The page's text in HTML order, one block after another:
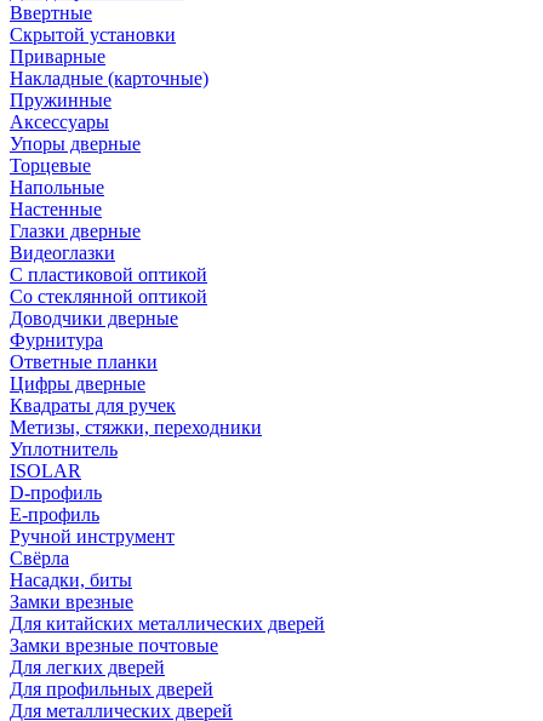
Ввертные
Скрытой установки
Приварные
Накладные (карточные)
Пружинные
Аксессуары
Упоры дверные
Торцевые
Напольные
Настенные
Глазки дверные
Видеоглазки
С пластиковой оптикой
Со стеклянной оптикой
Доводчики дверные
Фурнитура
Ответные планки
Цифры дверные
Квадраты для ручек
Метизы, стяжки, переходники
Уплотнитель
ISOLAR
D-профиль
Е-профиль
Ручной инструмент
Свёрла
Насадки, биты
Замки врезные
Для китайских металлических дверей
Замки врезные почтовые
Для легких дверей
Для профильных дверей
Для металлических дверей